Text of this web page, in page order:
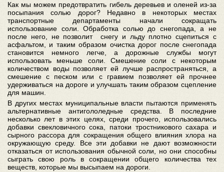
Как мы можем предотвратить гибель деревьев и оленей из-за
посыпания солью дорог? Недавно в некоторых местах
транспортные департаменты начали сокращать
использование соли. Обработка солью до снегопада, а не
после него, не позволит снегу и льду плотно сцепиться с
асфальтом, и таким образом очистка дорог после снегопада
становится немного легче, а дорожные службы могут
использовать меньше соли. Смешение соли с некоторым
количеством воды позволяет ей лучше распространяться, а
смешение с песком или с гравием позволяет ей прочнее
удерживаться на дороге и улучшать таким образом сцепление
для машин.
В других местах муниципальные власти пытаются применять
альтернативные антигололедные средства. В последние
несколько лет в этих целях, среди прочего, использовались
добавки свекловичного сока, патоки тростникового сахара и
сырного рассора для сокращения общего влияния хлора на
окружающую среду. Все эти добавки не дают возможности
отказаться от использования обычной соли, но они способны
сыграть свою роль в сокращении общего количества тех
веществ, которые мы высыпаем на дороги.